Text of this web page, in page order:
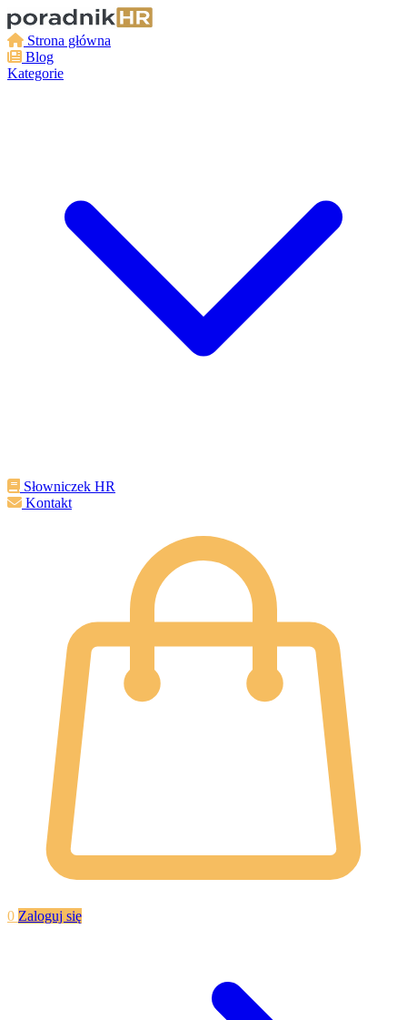
Strona główna
Blog
Kategorie
Słowniczek HR
Kontakt
0 Zaloguj się